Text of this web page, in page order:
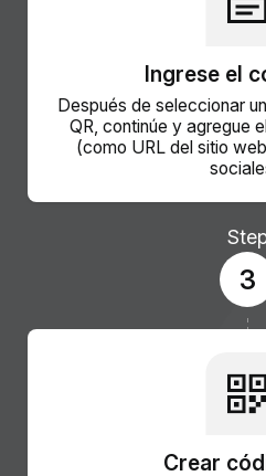
Ingrese el
Después de seleccionar
QR, continúe y agregue
(como URL del sitio
3
Crear